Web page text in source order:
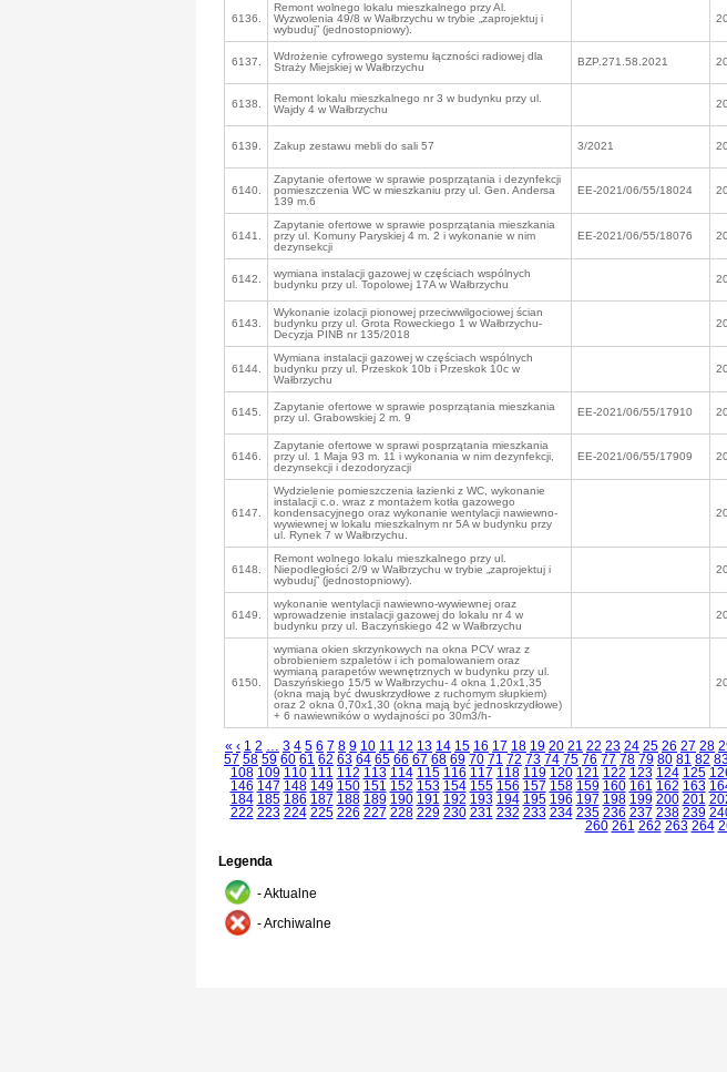
6136.
Remont wolnego lokalu mieszkalnego przy Al.
Wyzwolenia 49/8 w Wałbrzychu w trybie „zaprojektuj i
wybuduj” (jednostopniowy).
6137.
Wdrożenie cyfrowego systemu łączności radiowej dla
Straży Miejskiej w Wałbrzychu
BZP.271.58.2021
6138.
Remont lokalu mieszkalnego nr 3 w budynku przy ul.
Wajdy 4 w Wałbrzychu
6139. Zakup zestawu mebli do sali 57 3/2021
6140.
Zapytanie ofertowe w sprawie posprzątania i dezynfekcji
pomieszczenia WC w mieszkaniu przy ul. Gen. Andersa
139 m.6
EE-2021/06/55/18024
6141.
Zapytanie ofertowe w sprawie posprzątania mieszkania
przy ul. Komuny Paryskiej 4 m. 2 i wykonanie w nim
dezynsekcji
EE-2021/06/55/18076
6142.
wymiana instalacji gazowej w częściach wspólnych
budynku przy ul. Topolowej 17A w Wałbrzychu
6143.
Wykonanie izolacji pionowej przeciwwilgociowej ścian
budynku przy ul. Grota Roweckiego 1 w Wałbrzychu-
Decyzja PINB nr 135/2018
6144.
Wymiana instalacji gazowej w częściach wspólnych
budynku przy ul. Przeskok 10b i Przeskok 10c w
Wałbrzychu
6145.
Zapytanie ofertowe w sprawie posprzątania mieszkania
przy ul. Grabowskiej 2 m. 9
EE-2021/06/55/17910
6146.
Zapytanie ofertowe w sprawi posprzątania mieszkania
przy ul. 1 Maja 93 m. 11 i wykonania w nim dezynfekcji,
dezynsekcji i dezodoryzacji
EE-2021/06/55/17909
6147.
Wydzielenie pomieszczenia łazienki z WC, wykonanie
instalacji c.o. wraz z montażem kotła gazowego
kondensacyjnego oraz wykonanie wentylacji nawiewno-
wywiewnej w lokalu mieszkalnym nr 5A w budynku przy
ul. Rynek 7 w Wałbrzychu.
6148.
Remont wolnego lokalu mieszkalnego przy ul.
Niepodległości 2/9 w Wałbrzychu w trybie „zaprojektuj i
wybuduj” (jednostopniowy).
6149.
wykonanie wentylacji nawiewno-wywiewnej oraz
wprowadzenie instalacji gazowej do lokalu nr 4 w
budynku przy ul. Baczyńskiego 42 w Wałbrzychu
6150.
wymiana okien skrzynkowych na okna PCV wraz z
obrobieniem szpaletów i ich pomalowaniem oraz
wymianą parapetów wewnętrznych w budynku przy ul.
Daszyńskiego 15/5 w Wałbrzychu- 4 okna 1,20x1,35
(okna mają być dwuskrzydłowe z ruchomym słupkiem)
oraz 2 okna 0,70x1,30 (okna mają być jednoskrzydłowe)
+ 6 nawiewników o wydajności po 30m3/h-
« ‹ 1 2 … 3 4 5 6 7 8 9 10 11 12 13 14 15 16 17 18 19 20 21 22 23 24 25 26 27 28
57 58 59 60 61 62 63 64 65 66 67 68 69 70 71 72 73 74 75 76 77 78 79 80 81 82
108 109 110 111 112 113 114 115 116 117 118 119 120 121 122 123 124 125
146 147 148 149 150 151 152 153 154 155 156 157 158 159 160 161 162 163
184 185 186 187 188 189 190 191 192 193 194 195 196 197 198 199 200 201
222 223 224 225 226 227 228 229 230 231 232 233 234 235 236 237 238 239
260 261 262 263 264
Legenda
- Aktualne
- Archiwalne